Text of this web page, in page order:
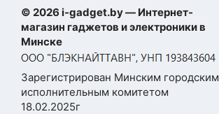
мощности
аксессуары внутри
корпуса
Ультрафиолетовая
© 2026 i-gadget.by — Интернет-
магазин гаджетов и электроники в
Минске
Зарегистрирован Минским городским
исполнительным комитетом
18.02.2025г